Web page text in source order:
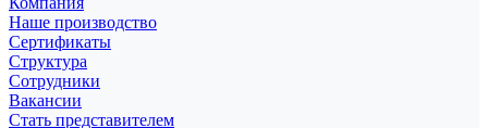
Наше производство
Сертификаты
Структура
Сотрудники
Вакансии
Стать представителем